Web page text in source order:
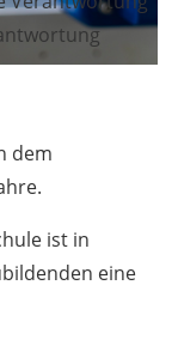
dem
ist in
eine